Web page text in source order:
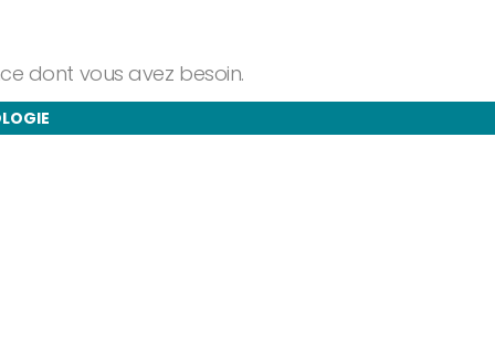
dont vous avez besoin.